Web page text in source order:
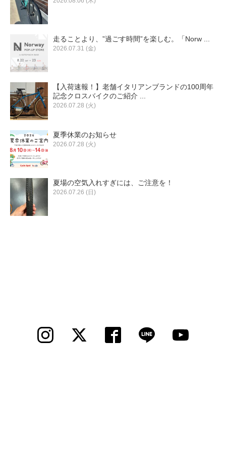
走ることより、”過ごす時間”を楽しむ。「Norw ...
2026.07.31 (金)
【入荷速報！】老舗イタリアンブランドの100周年
記念クロスバイクのご紹介 ...
2026.07.28 (火)
夏季休業のお知らせ
2026.07.28 (火)
夏場の空気入れすぎには、ご注意を！
2026.07.26 (日)